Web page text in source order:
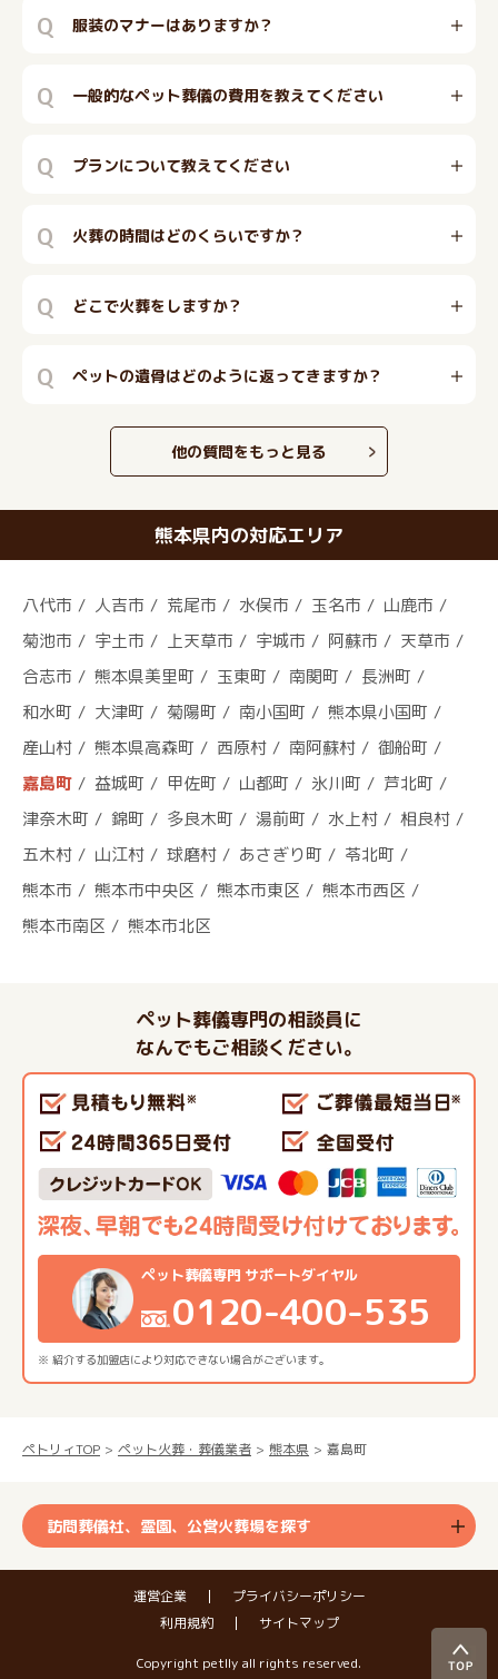
Q 服装のマナーはありますか？
Q 一般的なペット葬儀の費用を教えてください
Q プランについて教えてください
Q 火葬の時間はどのくらいですか？
Q どこで火葬をしますか？
Q ペットの遺骨はどのように返ってきますか？
他の質問をもっと見る
熊本県内の対応エリア
八代市 人吉市 荒尾市 水俣市 玉名市
山鹿市
菊池市
宇土市 上天草市 宇城市 阿蘇市
天草市
合志市
熊本県美里町 玉東町 南関町
長洲町
和水町
大津町 菊陽町 南小国町
熊本県小国町
産山村
熊本県高森町 西原村 南阿蘇村
御船町
嘉島町
益城町 甲佐町 山都町 氷川町
芦北町
津奈木町
錦町 多良木町 湯前町 水上村
相良村
五木村
山江村 球磨村 あさぎり町
苓北町
熊本市
熊本市中央区 熊本市東区
熊本市西区
熊本市南区
熊本市北区
ペット葬儀専門の相談員に
なんでもご相談ください。
※ 紹介する加盟店により対応できない場合がございます。
ペット葬儀専門 サポートダイヤル
0120-400-535
ペトリィTOP ペット火葬・葬儀業者 熊本県 嘉島町
訪問葬儀社、霊園、公営火葬場を探す
運営企業
プライバシーポリシー
利用規約
サイトマップ
Copyright petlly all rights reserved.